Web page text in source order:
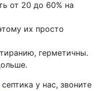
от 20 до 60% на
их просто
герметичны.
у нас, звоните